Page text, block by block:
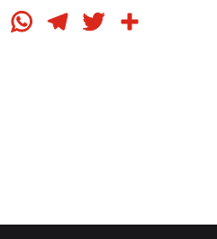
Facebook
WhatsApp
Telegram
Twitter